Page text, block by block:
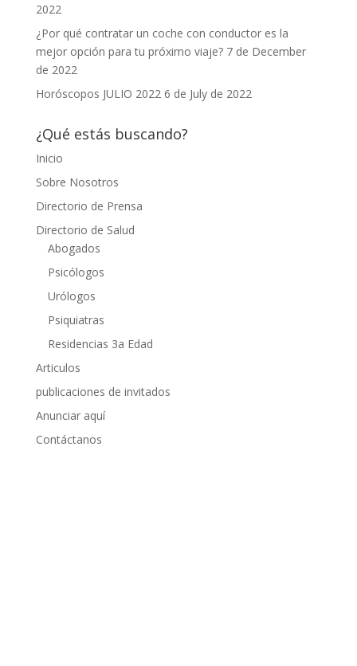
2022
¿Por qué contratar un coche con conductor es la
mejor opción para tu próximo viaje? 7 de December
de 2022
Horóscopos JULIO 2022 6 de July de 2022
¿Qué estás buscando?
Inicio
Sobre Nosotros
Directorio de Prensa
Directorio de Salud
Abogados
Psicólogos
Urólogos
Psiquiatras
Residencias 3a Edad
Articulos
publicaciones de invitados
Anunciar aquí
Contáctanos